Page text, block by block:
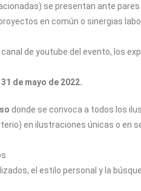
se presentan ante
en común o sinergias
de youtube del evento, los
de mayo de 2022.
donde se convoca a todos los
en ilustraciones únicas o en
el estilo personal y la